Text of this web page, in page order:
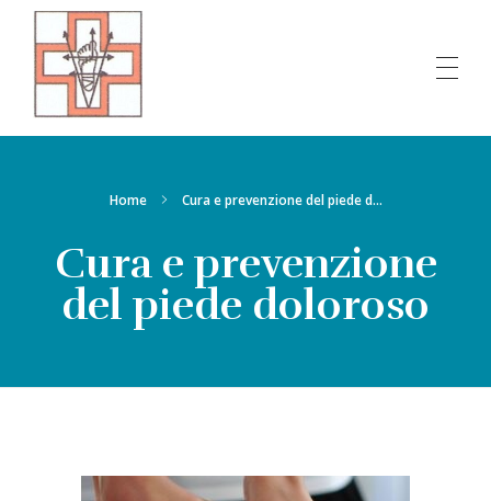
Ambulatorio del piede
Home Cura e prevenzione del piede d...
Cura e prevenzione
del piede doloroso